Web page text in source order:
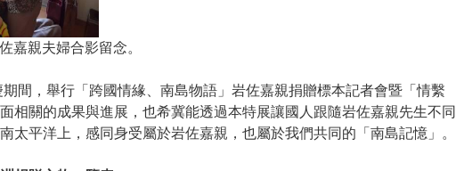
嘉親夫婦合影留念。
間，舉行「跨國情緣、南島物語」岩佐嘉親捐贈標本記者會暨「情繫
關的成果與進展，也希冀能透過本特展讓國人跟隨岩佐嘉親先生不同
平洋上，感同身受屬於岩佐嘉親，也屬於我們共同的「南島記憶」。